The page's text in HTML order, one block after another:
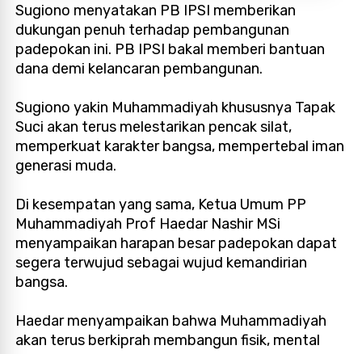
Sugiono menyatakan PB IPSI memberikan
dukungan penuh terhadap pembangunan
padepokan ini. PB IPSI bakal memberi bantuan
dana demi kelancaran pembangunan.
Sugiono yakin Muhammadiyah khususnya Tapak
Suci akan terus melestarikan pencak silat,
memperkuat karakter bangsa, mempertebal iman
generasi muda.
Di kesempatan yang sama, Ketua Umum PP
Muhammadiyah Prof Haedar Nashir MSi
menyampaikan harapan besar padepokan dapat
segera terwujud sebagai wujud kemandirian
bangsa.
Haedar menyampaikan bahwa Muhammadiyah
akan terus berkiprah membangun fisik, mental